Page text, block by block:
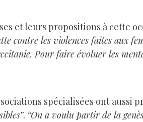
et leurs propositions à cette
contre les violences faites aux
Pour faire évoluer les
spécialisées ont aussi
. “On a voulu partir de la